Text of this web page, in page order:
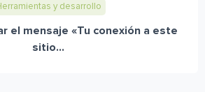
y desarrollo
el mensaje «Tu conexión a este
sitio...